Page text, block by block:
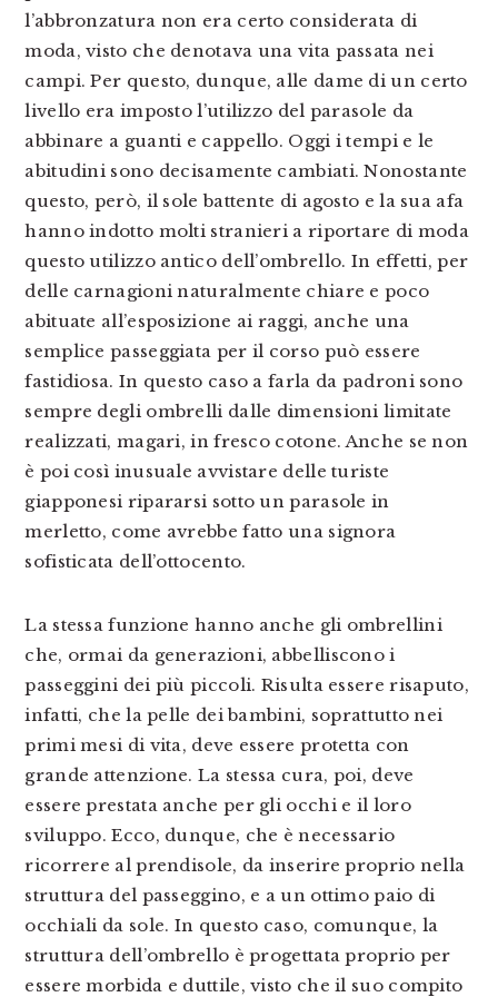
l’abbronzatura non era certo considerata di
moda, visto che denotava una vita passata nei
campi. Per questo, dunque, alle dame di un certo
livello era imposto l’utilizzo del parasole da
abbinare a guanti e cappello. Oggi i tempi e le
abitudini sono decisamente cambiati. Nonostante
questo, però, il sole battente di agosto e la sua afa
hanno indotto molti stranieri a riportare di moda
questo utilizzo antico dell’ombrello. In effetti, per
delle carnagioni naturalmente chiare e poco
abituate all’esposizione ai raggi, anche una
semplice passeggiata per il corso può essere
fastidiosa. In questo caso a farla da padroni sono
sempre degli ombrelli dalle dimensioni limitate
realizzati, magari, in fresco cotone. Anche se non
è poi così inusuale avvistare delle turiste
giapponesi ripararsi sotto un parasole in
merletto, come avrebbe fatto una signora
sofisticata dell’ottocento.
La stessa funzione hanno anche gli ombrellini
che, ormai da generazioni, abbelliscono i
passeggini dei più piccoli. Risulta essere risaputo,
infatti, che la pelle dei bambini, soprattutto nei
primi mesi di vita, deve essere protetta con
grande attenzione. La stessa cura, poi, deve
essere prestata anche per gli occhi e il loro
sviluppo. Ecco, dunque, che è necessario
ricorrere al prendisole, da inserire proprio nella
struttura del passeggino, e a un ottimo paio di
occhiali da sole. In questo caso, comunque, la
struttura dell’ombrello è progettata proprio per
essere morbida e duttile, visto che il suo compito